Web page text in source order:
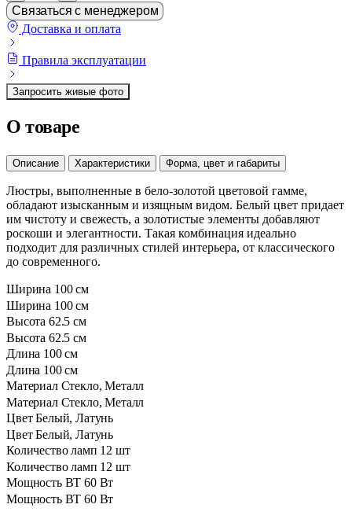
Связаться с менеджером
Доставка и оплата
Правила эксплуатации
Запросить живые фото
О товаре
Описание Характеристики Форма, цвет и габариты
Люстры, выполненные в бело-золотой цветовой гамме,
обладают изысканным и изящным видом. Белый цвет придает
им чистоту и свежесть, а золотистые элементы добавляют
роскоши и элегантности. Такая комбинация идеально
подходит для различных стилей интерьера, от классического
до современного.
Ширина 100 см
Ширина 100 см
Высота 62.5 см
Высота 62.5 см
Длина 100 см
Длина 100 см
Материал Стекло, Металл
Материал Стекло, Металл
Цвет Белый, Латунь
Цвет Белый, Латунь
Количество ламп 12 шт
Количество ламп 12 шт
Мощность ВТ 60 Вт
Мощность ВТ 60 Вт